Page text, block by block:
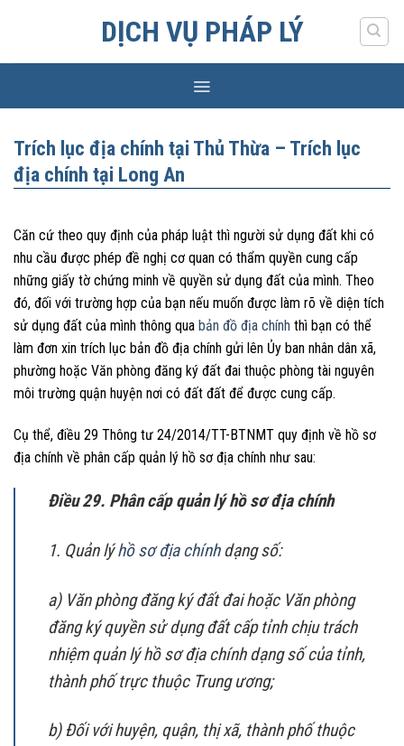
DỊCH VỤ PHÁP LÝ
Trích lục địa chính tại Thủ Thừa – Trích lục
địa chính tại Long An
Căn cứ theo quy định của pháp luật thì người sử dụng đất khi có
nhu cầu được phép đề nghị cơ quan có thẩm quyền cung cấp
những giấy tờ chứng minh về quyền sử dụng đất của mình. Theo
đó, đối với trường hợp của bạn nếu muốn được làm rõ về diện tích
sử dụng đất của mình thông qua bản đồ địa chính thì bạn có thể
làm đơn xin trích lục bản đồ địa chính gửi lên Ủy ban nhân dân xã,
phường hoặc Văn phòng đăng ký đất đai thuộc phòng tài nguyên
môi trường quận huyện nơi có đất đất để được cung cấp.
Cụ thể, điều 29 Thông tư 24/2014/TT-BTNMT quy định về hồ sơ
địa chính về phân cấp quản lý hồ sơ địa chính như sau:
Điều 29. Phân cấp quản lý hồ sơ địa chính
1. Quản lýhồ sơ địa chínhdạng số:
a) Văn phòng đăng ký đất đai hoặc Văn phòng
đăng ký quyền sử dụng đất cấp tỉnh chịu trách
nhiệm quản lý hồ sơ địa chính dạng số của tỉnh,
thành phố trực thuộc Trung ương;
b) Đối với huyện, quận, thị xã, thành phố thuộc